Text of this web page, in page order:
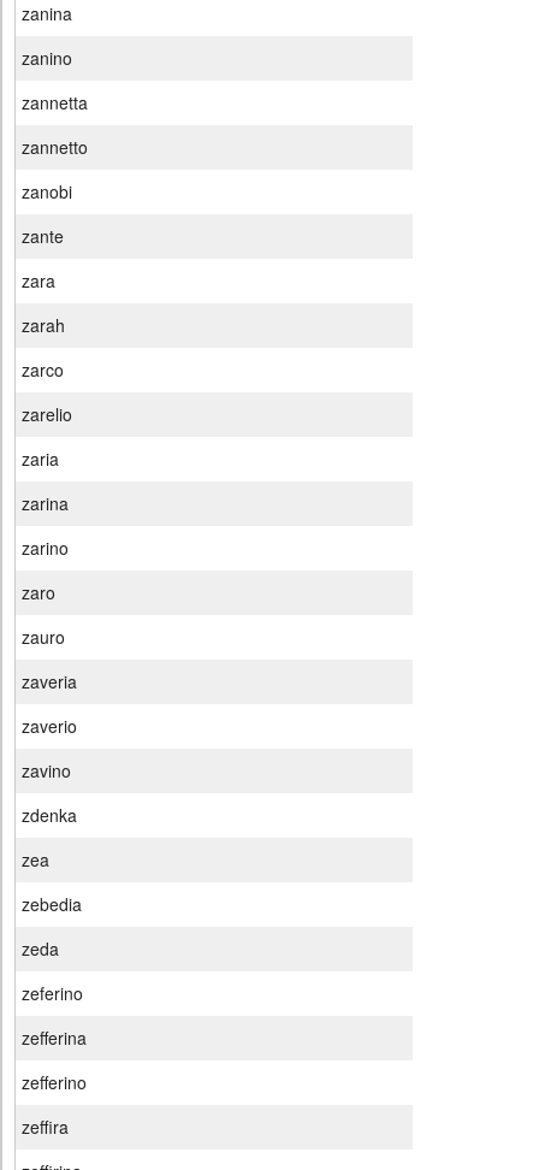
zanina
zanino
zannetta
zannetto
zanobi
zante
zara
zarah
zarco
zarelio
zaria
zarina
zarino
zaro
zauro
zaveria
zaverio
zavino
zdenka
zea
zebedia
zeda
zeferino
zefferina
zefferino
zeffira